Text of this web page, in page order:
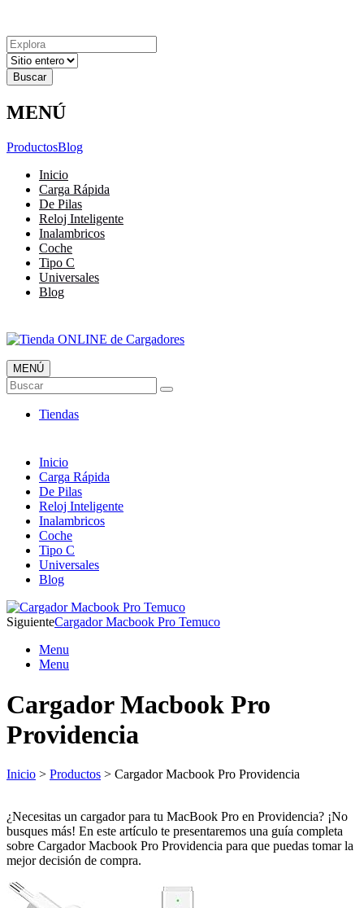
Resultados
para
MENÚ
ProductosBlog
Inicio
Carga Rápida
De Pilas
Reloj Inteligente
Inalambricos
Coche
Tipo C
Universales
Blog
Tienda ONLINE de Cargadores
Más Baratos
MENÚ
Buscar
Tiendas
Inicio
Carga Rápida
De Pilas
Reloj Inteligente
Inalambricos
Coche
Tipo C
Universales
Blog
SiguienteCargador Macbook Pro Temuco
Menu
Menu
Cargador Macbook Pro
Providencia
Inicio > Productos > Cargador Macbook Pro Providencia
¿Necesitas un cargador para tu MacBook Pro en Providencia? ¡No
busques más! En este artículo te presentaremos una guía completa
sobre Cargador Macbook Pro Providencia para que puedas tomar la
mejor decisión de compra.